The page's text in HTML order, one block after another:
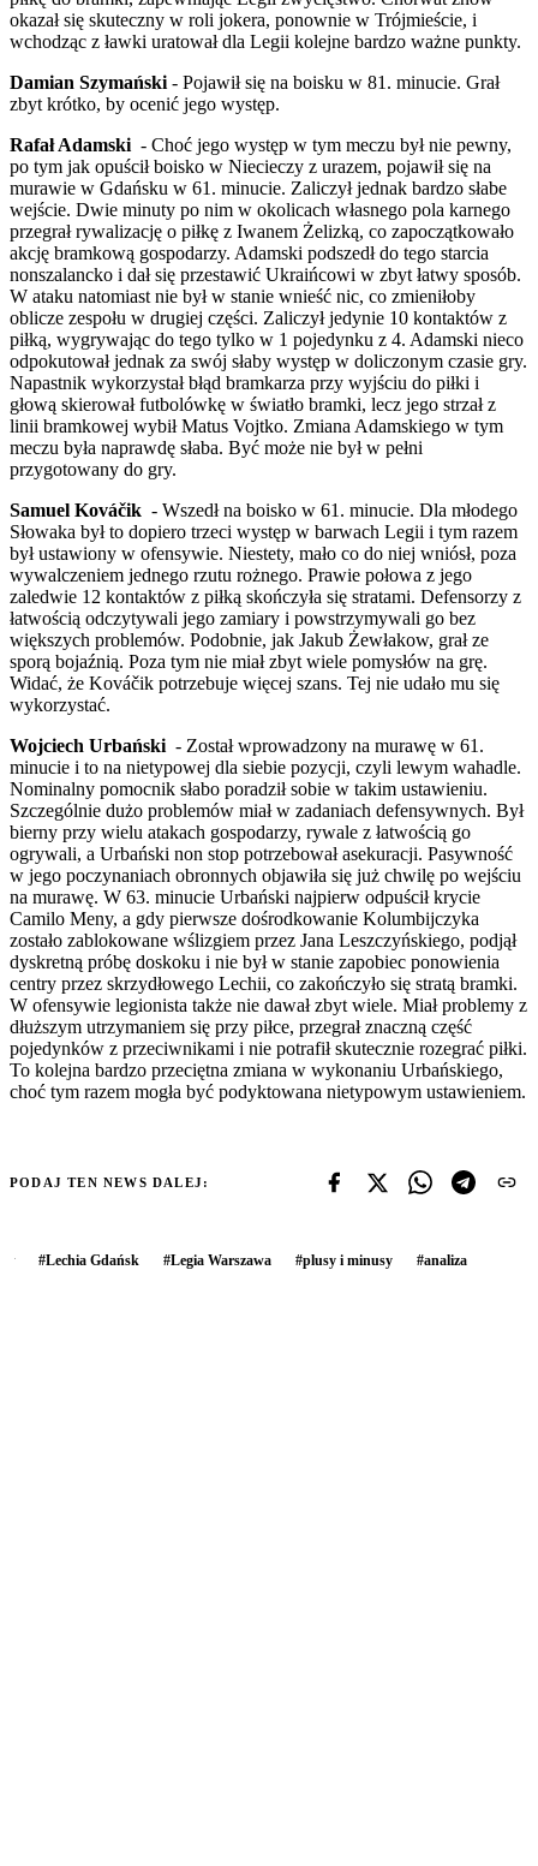
okazał się skuteczny w roli jokera, ponownie w Trójmieście, i
wchodząc z ławki uratował dla Legii kolejne bardzo ważne punkty.
Damian Szymański - Pojawił się na boisku w 81. minucie. Grał
zbyt krótko, by ocenić jego występ.
Rafał Adamski - Choć jego występ w tym meczu był nie pewny,
po tym jak opuścił boisko w Niecieczy z urazem, pojawił się na
murawie w Gdańsku w 61. minucie. Zaliczył jednak bardzo słabe
wejście. Dwie minuty po nim w okolicach własnego pola karnego
przegrał rywalizację o piłkę z Iwanem Żelizką, co zapoczątkowało
akcję bramkową gospodarzy. Adamski podszedł do tego starcia
nonszalancko i dał się przestawić Ukraińcowi w zbyt łatwy sposób.
W ataku natomiast nie był w stanie wnieść nic, co zmieniłoby
oblicze zespołu w drugiej części. Zaliczył jedynie 10 kontaktów z
piłką, wygrywając do tego tylko w 1 pojedynku z 4. Adamski nieco
odpokutował jednak za swój słaby występ w doliczonym czasie gry.
Napastnik wykorzystał błąd bramkarza przy wyjściu do piłki i
głową skierował futbolówkę w światło bramki, lecz jego strzał z
linii bramkowej wybił Matus Vojtko. Zmiana Adamskiego w tym
meczu była naprawdę słaba. Być może nie był w pełni
przygotowany do gry.
Samuel Kováčik - Wszedł na boisko w 61. minucie. Dla młodego
Słowaka był to dopiero trzeci występ w barwach Legii i tym razem
był ustawiony w ofensywie. Niestety, mało co do niej wniósł, poza
wywalczeniem jednego rzutu rożnego. Prawie połowa z jego
zaledwie 12 kontaktów z piłką skończyła się stratami. Defensorzy z
łatwością odczytywali jego zamiary i powstrzymywali go bez
większych problemów. Podobnie, jak Jakub Żewłakow, grał ze
sporą bojaźnią. Poza tym nie miał zbyt wiele pomysłów na grę.
Widać, że Kováčik potrzebuje więcej szans. Tej nie udało mu się
wykorzystać.
Wojciech Urbański - Został wprowadzony na murawę w 61.
minucie i to na nietypowej dla siebie pozycji, czyli lewym wahadle.
Nominalny pomocnik słabo poradził sobie w takim ustawieniu.
Szczególnie dużo problemów miał w zadaniach defensywnych. Był
bierny przy wielu atakach gospodarzy, rywale z łatwością go
ogrywali, a Urbański non stop potrzebował asekuracji. Pasywność
w jego poczynaniach obronnych objawiła się już chwilę po wejściu
na murawę. W 63. minucie Urbański najpierw odpuścił krycie
Camilo Meny, a gdy pierwsze dośrodkowanie Kolumbijczyka
zostało zablokowane wślizgiem przez Jana Leszczyńskiego, podjął
dyskretną próbę doskoku i nie był w stanie zapobiec ponowienia
centry przez skrzydłowego Lechii, co zakończyło się stratą bramki.
W ofensywie legionista także nie dawał zbyt wiele. Miał problemy z
dłuższym utrzymaniem się przy piłce, przegrał znaczną część
pojedynków z przeciwnikami i nie potrafił skutecznie rozegrać piłki.
To kolejna bardzo przeciętna zmiana w wykonaniu Urbańskiego,
choć tym razem mogła być podyktowana nietypowym ustawieniem.
PODAJ TEN NEWS DALEJ:
#Lechia Gdańsk #Legia Warszawa #plusy i minusy #analiza